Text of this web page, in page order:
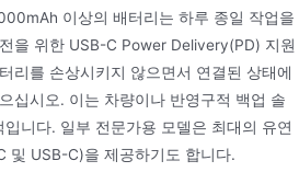
이상의 배터리는 하루 종일 작업을
을 위한 USB-C Power Delivery(PD) 지원
리를 손상시키지 않으면서 연결된 상태에
십시오. 이는 차량이나 반영구적 백업 솔
니다. 일부 전문가용 모델은 최대의 유연
및 USB-C)을 제공하기도 합니다.